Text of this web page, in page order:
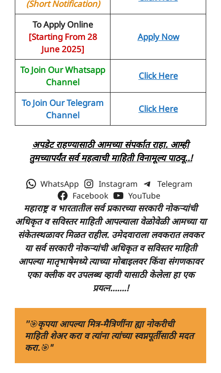
(Short Notification)
To Apply Online
[Starting From 28
June 2025]
Apply Now
To Join Our Whatsapp
Channel
Click Here
To Join Our Telegram
Channel
Click Here
अपडेट राहण्यासाठी आमच्या संपर्कात राहा. आम्ही
तुमच्यापर्यंत सर्व महत्वाची माहितीविनामूल्यपाठवू..!
WhatsApp Instagram
Telegram
Facebook
YouTube
महाराष्ट्र व भारतातील सर्व प्रकारच्या सरकारी नोकऱ्यांची
अधिकृत व सविस्तर माहिती आपल्याला वेळोवेळी आमच्या या
संकेतस्थळावर मिळत राहील. उमेदवाराला लवकरात लवकर
या सर्व सरकारी नोकऱ्यांची अधिकृत व सविस्तर माहिती
आपल्या मातृभाषेमध्ये त्याच्या मोबाइलवर किंवा संगणकावर
एका क्लीक वर उपलब्ध व्हावी यासाठी केलेला हा एक
प्रयत्न…….!
''🎯कृपया आपल्या मित्र-मैत्रिणींना ह्या नोकरीची
माहिती शेअर करा व त्यांना त्यांच्या स्वप्नपूर्तीसाठी मदत
करा.🎯"